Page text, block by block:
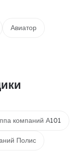
Авиатор
компаний А101
Полис